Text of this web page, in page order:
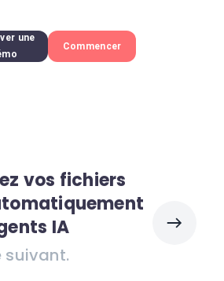
une
Commencer
vos fichiers
IA
suivant.